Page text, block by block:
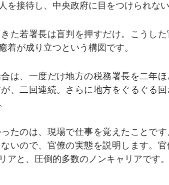
を接待し、中央政府に目をつけられない
た若署長は盲判を押すだけ。こうした
着が成り立つという構図です。
は、一度だけ地方の税務署長を二年ほ
、二回連続。さらに地方をぐるぐる
たのは、現場で仕事を覚えたことです
いので、官僚の実態を説明します。
アと、圧倒的多数のノンキャリアです。